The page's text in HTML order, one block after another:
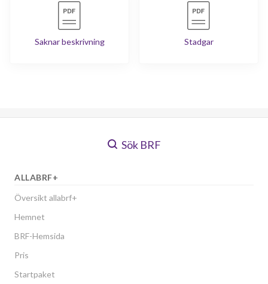
Saknar beskrivning Stadgar
Sök BRF
ALLABRF+
Översikt allabrf+
Hemnet
BRF-Hemsida
Pris
Startpaket